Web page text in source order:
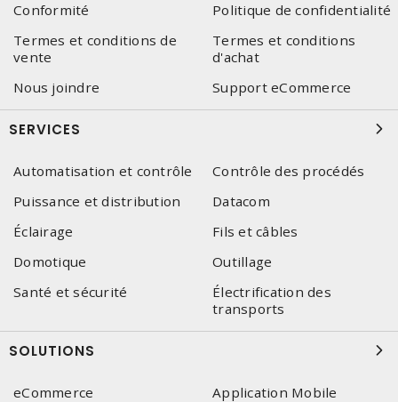
Conformité
Politique de confidentialité
Termes et conditions de
vente
Termes et conditions
d'achat
Nous joindre
Support eCommerce
SERVICES
Automatisation et contrôle
Contrôle des procédés
Puissance et distribution
Datacom
Éclairage
Fils et câbles
Domotique
Outillage
Santé et sécurité
Électrification des
transports
SOLUTIONS
eCommerce
Application Mobile